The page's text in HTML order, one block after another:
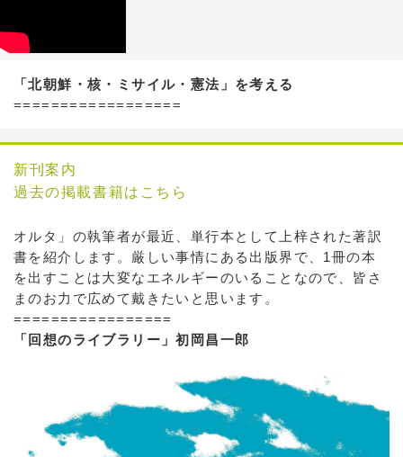
「北朝鮮・核・ミサイル・憲法」を考える
==================
新刊案内
過去の掲載書籍はこちら
オルタ」の執筆者が最近、単行本として上梓された著訳
書を紹介します。厳しい事情にある出版界で、1冊の本
を出すことは大変なエネルギーのいることなので、皆さ
まのお力で広めて戴きたいと思います。
=================
「回想のライブラリー」初岡昌一郎